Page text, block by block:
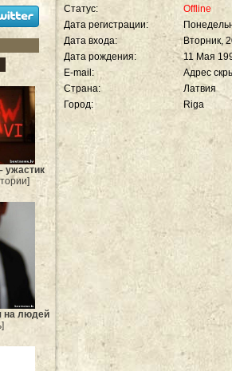
ужастик
на людей
Статус:
Offline
Дата регистрации:
Дата входа:
Вторник,
Дата рождения:
11 Мая
E-mail:
Адрес
Страна:
Латвия
Город:
Riga